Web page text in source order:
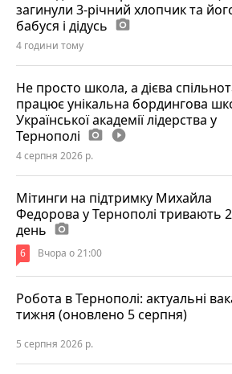
загинули 3-річний хлопчик та
бабуся і дідусь photo_camera
4 години тому
Не просто школа, а дієва
працює унікальна бордингова
Української академії лідерства у
Тернополі photo_camera play_circle_filled
4 серпня 2026 р.
Мітинги на підтримку Михайла
Федорова у Тернополі тривають
день photo_camera
6 Вчора о 21:00
Робота в Тернополі: актуальні
тижня (оновлено 5 серпня)
5 серпня 2026 р.